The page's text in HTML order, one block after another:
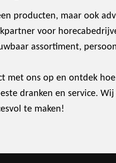
producten, maar ook
voor
assortiment,
met ons op en ontdek
dranken en service.
te maken!